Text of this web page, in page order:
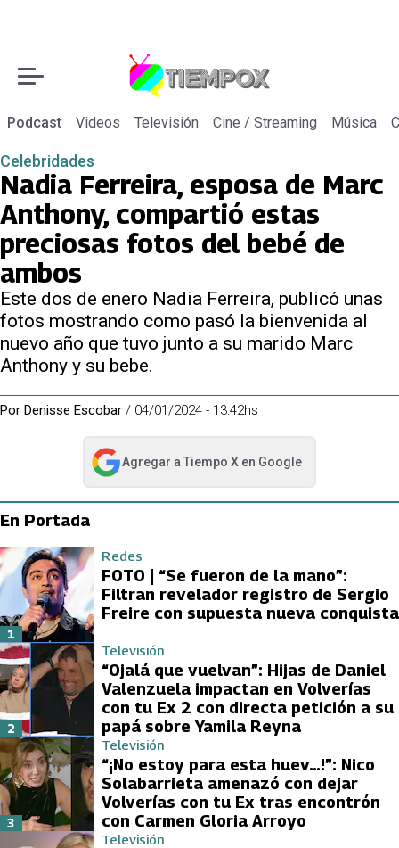
Podcast Videos Televisión Cine / Streaming Música
Celebridades
Nadia Ferreira, esposa de Marc
Anthony, compartió estas
preciosas fotos del bebé de
ambos
Este dos de enero Nadia Ferreira, publicó unas
fotos mostrando como pasó la bienvenida al
nuevo año que tuvo junto a su marido Marc
Anthony y su bebe.
Por Denisse Escobar / 04/01/2024 - 13:42hs
Agregar a Tiempo Xen Google
abre en nueva pestaña
En Portada
Redes
FOTO | “Se fueron de la mano”:
Filtran revelador registro de Sergio
Freire con supuesta nueva conquista
1
Televisión
“Ojalá que vuelvan”: Hijas de Daniel
Valenzuela impactan en Volverías
con tu Ex 2 con directa petición a su
papá sobre Yamila Reyna
2
Televisión
“¡No estoy para esta huev…!”: Nico
Solabarrieta amenazó con dejar
Volverías con tu Ex tras encontrón
con Carmen Gloria Arroyo
3
Televisión